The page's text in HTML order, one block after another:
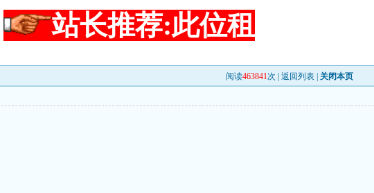
站长推荐:此位租
阅读463841次 | 返回列表 关闭本页